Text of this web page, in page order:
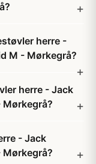
herre -
M - Mørkegrå?
herre - Jack
- Jack